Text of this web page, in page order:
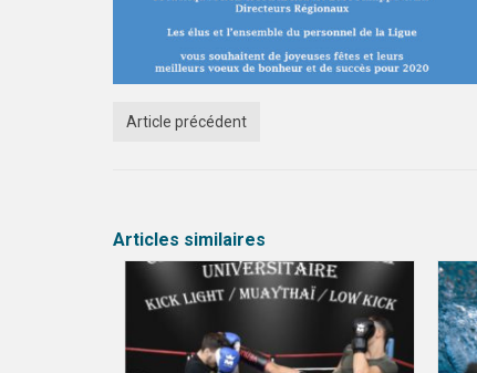
Article précédent
Articles similaires